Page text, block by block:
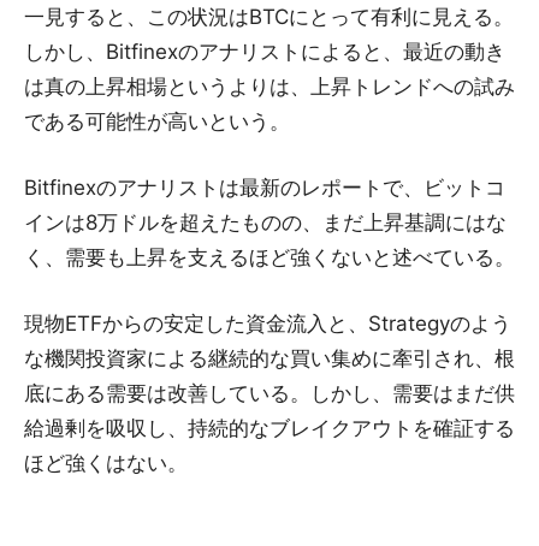
一見すると、この状況はBTCにとって有利に見える。
しかし、Bitfinexのアナリストによると、最近の動き
は真の上昇相場というよりは、上昇トレンドへの試み
である可能性が高いという。
Bitfinexのアナリストは最新のレポートで、ビットコ
インは8万ドルを超えたものの、まだ上昇基調にはな
く、需要も上昇を支えるほど強くないと述べている。
現物ETFからの安定した資金流入と、Strategyのよう
な機関投資家による継続的な買い集めに牽引され、根
底にある需要は改善している。しかし、需要はまだ供
給過剰を吸収し、持続的なブレイクアウトを確証する
ほど強くはない。